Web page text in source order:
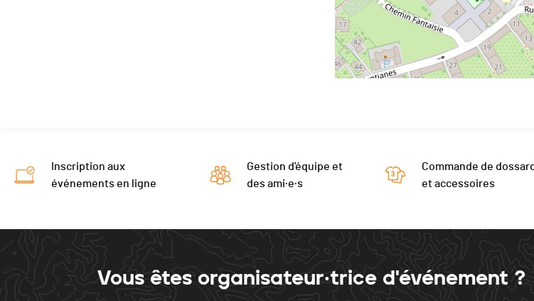
Inscription aux
événements en ligne
Gestion d'équipe et
des ami·e·s
Commande de
et accessoires
Vous êtes organisateur·trice d'événement ?